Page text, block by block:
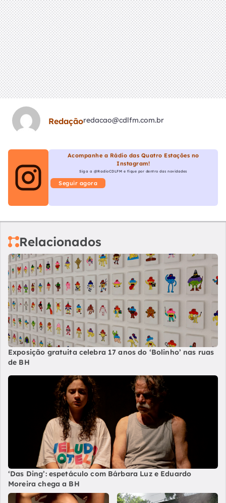
Redaçãoredacao@cdlfm.com.br
Acompanhe a Rádio das Quatro Estações no
Instagram!
Siga a @RadioCDLFM e fique por dentro das novidades
Seguir agora
Relacionados
Exposição gratuita celebra 17 anos do ‘Bolinho’ nas ruas
de BH
‘Das Ding’: espetáculo com Bárbara Luz e Eduardo
Moreira chega a BH